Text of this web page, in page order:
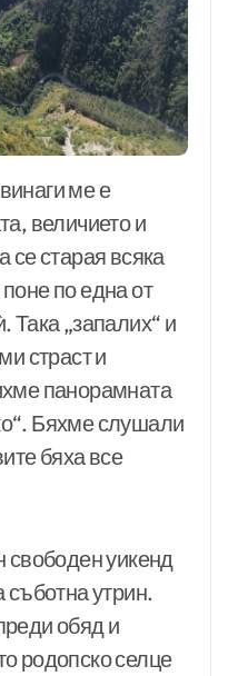
величието и
се старая всяка
по една от
Така „запалих“ и
страст и
панорамната
Бяхме слушали
бяха все
свободен уикенд
съботна утрин.
обяд и
родопско селце